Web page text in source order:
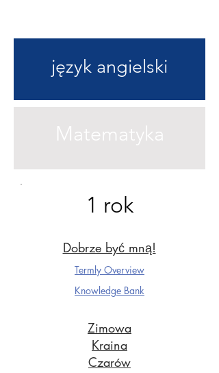
język angielski
Matematyka
1 rok
Dobrze być mną!
Termly Overview
Knowledge Bank
Zimowa
Kraina
Czarów